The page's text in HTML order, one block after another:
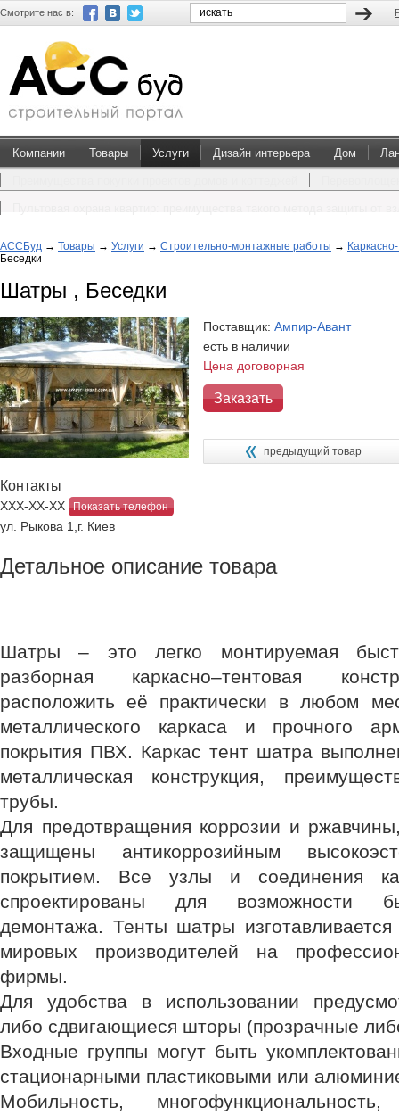
Смотрите нас в:
Компании Товары Услуги Дизайн интерьера Дом
АССБуд → Товары → Услуги → Строительно-монтажные работы →
Беседки
Шатры , Беседки
Контакты
ХХХ-ХХ-ХХ Показать телефон
ул. Рыкова 1,г. Киев
Поставщик: Ампир-Авант
есть в наличии
Цена договорная
Заказать
предыдущий товар
Детальное описание товара
Шатры – это легко монтируемая
разборная каркасно–тентовая
расположить её практически в любом
металлического каркаса и прочного
покрытия ПВХ. Каркас тент шатра
металлическая конструкция,
трубы.
Для предотвращения коррозии и
защищены антикоррозийным
покрытием. Все узлы и соединения
спроектированы для возможности
демонтажа. Тенты шатры
мировых производителей на
фирмы.
Для удобства в использовании
либо сдвигающиеся шторы (прозрачные
Входные группы могут быть
стационарными пластиковыми или
Мобильность, многофункциональность,